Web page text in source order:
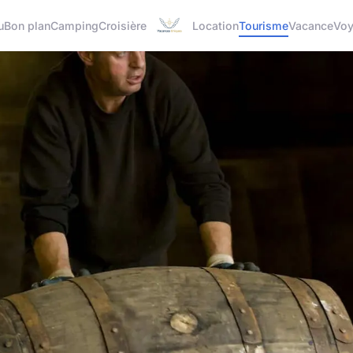
Bon planCampingCroisière LocationTourismeVacance